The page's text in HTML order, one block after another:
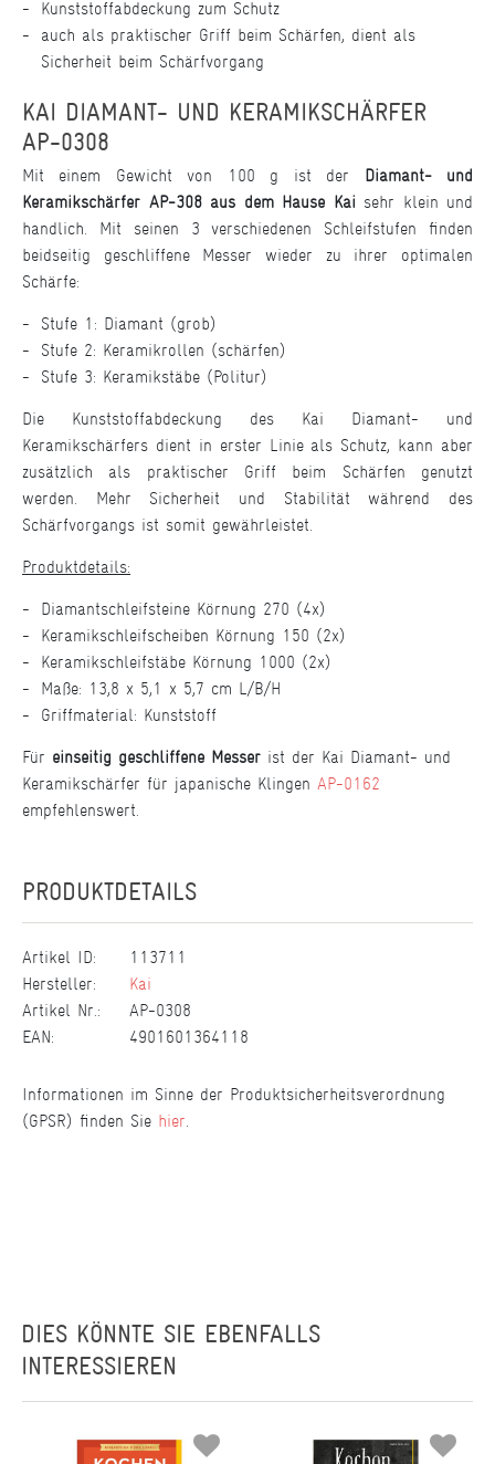
Kunststoffabdeckung zum Schutz
auch als praktischer Griff beim Schärfen, dient als
Sicherheit beim Schärfvorgang
KAI DIAMANT- UND KERAMIKSCHÄRFER
AP-0308
Mit einem Gewicht von 100 g ist der Diamant- und
Keramikschärfer AP-308 aus dem Hause Kai sehr klein und
handlich. Mit seinen 3 verschiedenen Schleifstufen finden
beidseitig geschliffene Messer wieder zu ihrer optimalen
Schärfe:
Stufe 1: Diamant (grob)
Stufe 2: Keramikrollen (schärfen)
Stufe 3: Keramikstäbe (Politur)
Die Kunststoffabdeckung des Kai Diamant- und
Keramikschärfers dient in erster Linie als Schutz, kann aber
zusätzlich als praktischer Griff beim Schärfen genutzt
werden. Mehr Sicherheit und Stabilität während des
Schärfvorgangs ist somit gewährleistet.
Produktdetails:
Diamantschleifsteine Körnung 270 (4x)
Keramikschleifscheiben Körnung 150 (2x)
Keramikschleifstäbe Körnung 1000 (2x)
Maße: 13,8 x 5,1 x 5,7 cm L/B/H
Griffmaterial: Kunststoff
Für einseitig geschliffene Messer ist der Kai Diamant- und
Keramikschärfer für japanische Klingen AP-0162
empfehlenswert.
PRODUKTDETAILS
Artikel ID:
113711
Hersteller:
Kai
Artikel Nr.:
AP-0308
EAN:
4901601364118
Informationen im Sinne der Produktsicherheitsverordnung
(GPSR) finden Sie hier.
DIES KÖNNTE SIE EBENFALLS
INTERESSIEREN